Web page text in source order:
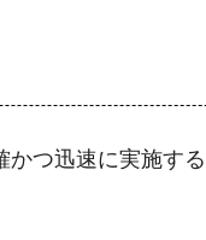
つ迅速に実施する